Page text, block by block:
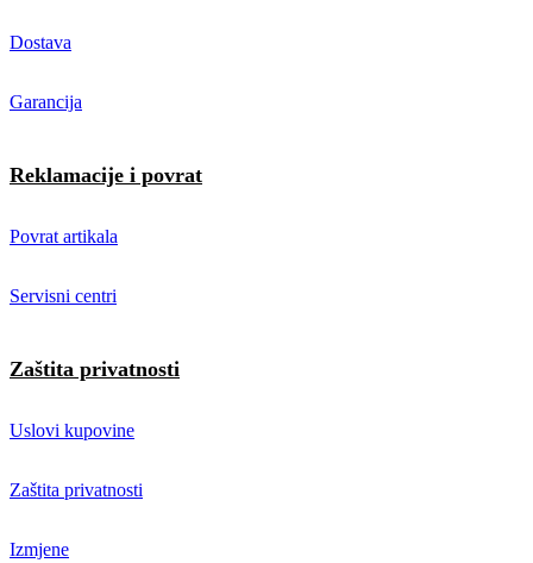
Dostava
Garancija
Reklamacije i povrat
Povrat artikala
Servisni centri
Zaštita privatnosti
Uslovi kupovine
Zaštita privatnosti
Izmjene